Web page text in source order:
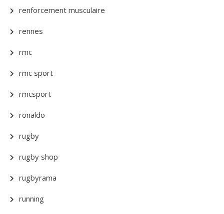
renforcement musculaire
rennes
rmc
rmc sport
rmcsport
ronaldo
rugby
rugby shop
rugbyrama
running